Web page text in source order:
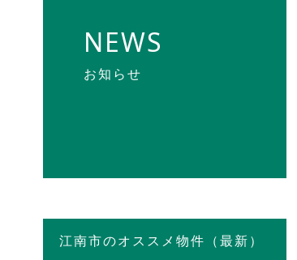
NEWS
お知らせ
江南市のオススメ物件（最新）